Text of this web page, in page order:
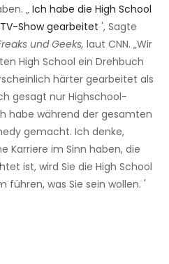
„ Ich habe die High School
Show gearbeitet ', Sagte
und Geeks, laut CNN. „Wir
High School ein Drehbuch
härter gearbeitet als
gesagt nur Highschool-
habe während der gesamten
gemacht. Ich denke,
Karriere im Sinn haben, die
ist, wird Sie die High School
was Sie sein wollen. '